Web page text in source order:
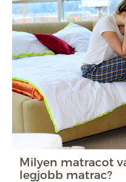
Milyen matracot
legjobb matrac?